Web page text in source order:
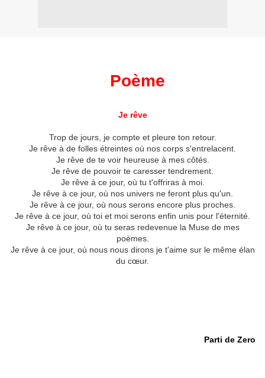
Poème
Je rêve
Trop de jours, je compte et pleure ton retour.
Je rêve à de folles étreintes où nos corps s'entrelacent.
Je rêve de te voir heureuse à mes côtés.
Je rêve de pouvoir te caresser tendrement.
Je rêve à ce jour, où tu t'offriras à moi.
Je rêve à ce jour, où nos univers ne feront plus qu'un.
Je rêve à ce jour, où nous serons encore plus proches.
Je rêve à ce jour, où toi et moi serons enfin unis pour l'éternité.
Je rêve à ce jour, où tu seras redevenue la Muse de mes
poèmes.
Je rêve à ce jour, où nous nous dirons je t'aime sur le même élan
du cœur.
Parti de Zero